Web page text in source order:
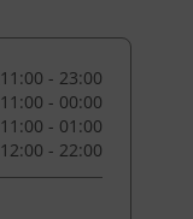
11:00 - 23:00
11:00 - 00:00
11:00 - 01:00
12:00 - 22:00